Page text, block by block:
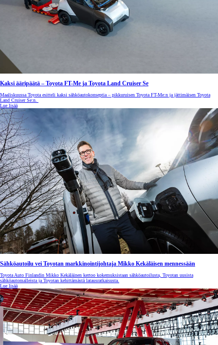
Kaksi ääripäätä – Toyota FT-Me ja Toyota Land Cruiser Se
Maaliskuussa Toyota esitteli kaksi sähköautokonseptia – pikkuruisen Toyota FT-Me:n ja jättimäisen Toyota
Land Cruiser Se:n.
Lue lisää
Sähköautoilu vei Toyotan markkinointijohtaja Mikko Kekäläisen mennessään
Toyota Auto Finlandin Mikko Kekäläinen kertoo kokemuksistaan sähköautoilusta, Toyotan uusista
sähköautomalleista ja Toyotan kehittämästä latausratkaisusta.
Lue lisää